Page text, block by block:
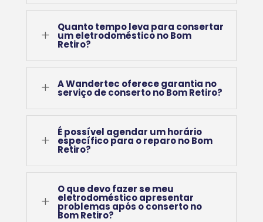
L
Quanto tempo leva para consertar
um eletrodoméstico no Bom
Retiro?
L A Wandertec oferece garantia no
serviço de conserto no Bom Retiro?
L
É possível agendar um horário
específico para o reparo no Bom
Retiro?
L
O que devo fazer se meu
eletrodoméstico apresentar
problemas após o conserto no
Bom Retiro?